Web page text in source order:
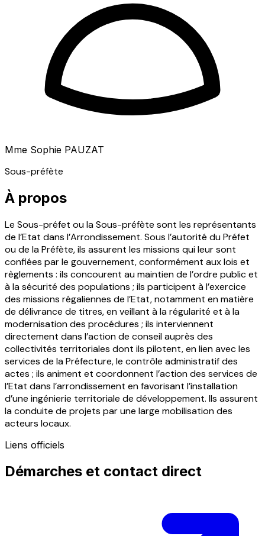
Mme Sophie PAUZAT
Sous-préfète
À propos
Le Sous-préfet ou la Sous-préfète sont les représentants
de l’Etat dans l’Arrondissement. Sous l’autorité du Préfet
ou de la Préfète, ils assurent les missions qui leur sont
confiées par le gouvernement, conformément aux lois et
règlements : ils concourent au maintien de l’ordre public et
à la sécurité des populations ; ils participent à l’exercice
des missions régaliennes de l’Etat, notamment en matière
de délivrance de titres, en veillant à la régularité et à la
modernisation des procédures ; ils interviennent
directement dans l’action de conseil auprès des
collectivités territoriales dont ils pilotent, en lien avec les
services de la Préfecture, le contrôle administratif des
actes ; ils animent et coordonnent l’action des services de
l’Etat dans l’arrondissement en favorisant l’installation
d’une ingénierie territoriale de développement. Ils assurent
la conduite de projets par une large mobilisation des
acteurs locaux.
Liens officiels
Démarches et contact direct